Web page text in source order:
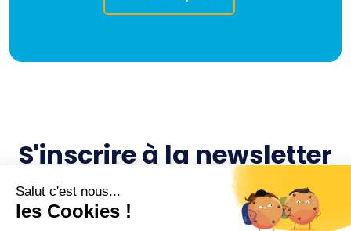
S'inscrire à la newsletter
Envoyer